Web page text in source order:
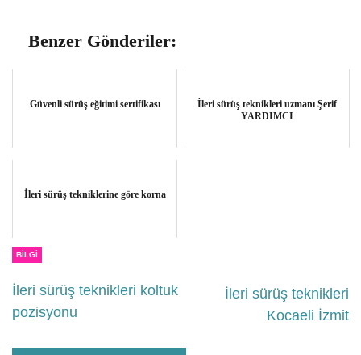
Benzer Gönderiler:
Güvenli sürüş eğitimi sertifikası
İleri sürüş teknikleri uzmanı Şerif
YARDIMCI
İleri sürüş tekniklerine göre korna
BILGI
İleri sürüş teknikleri koltuk
pozisyonu
İleri sürüş teknikleri
Kocaeli İzmit